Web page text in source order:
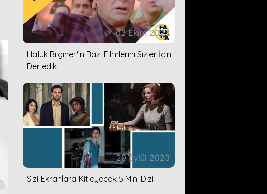
03 Ekim 2023
Haluk Bilginer'in Bazı Filmlerini Sizler İçin
Derledik
29 Eylül 2023
Sizi Ekranlara Kitleyecek 5 Mini Dizi